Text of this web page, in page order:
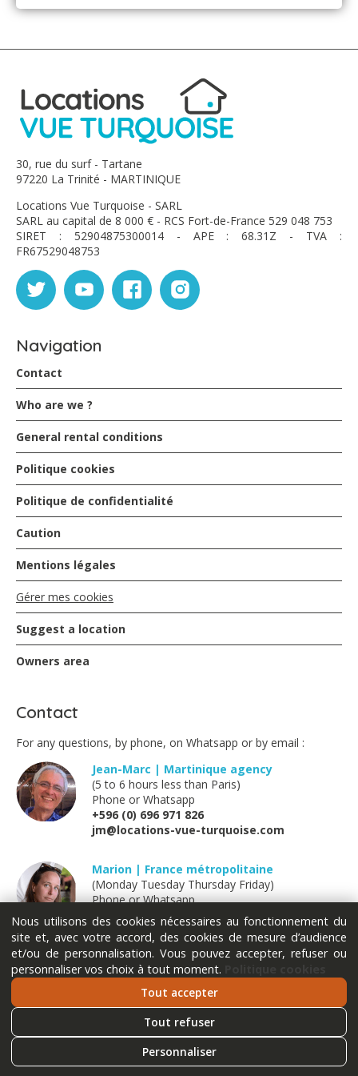
manque rien (parasol, équipement de plongée, ravanes,
gentillesse des propriétaires et l'emplacement est idéal
au vu du charme de ce bourg et des alentours.
Merci encore pour ce merveilleux séjour passé chez
vous.
30, rue du surf - Tartane
97220 La Trinité - MARTINIQUE
Locations Vue Turquoise - SARL
SARL au capital de 8 000 € - RCS Fort-de-France 529 048 753
SIRET : 52904875300014 - APE : 68.31Z - TVA :
FR67529048753
Navigation
Contact
Who are we ?
General rental conditions
Politique cookies
Politique de confidentialité
Caution
Mentions légales
Gérer mes cookies
Suggest a location
Owners area
Contact
For any questions, by phone, on Whatsapp or by email :
Jean-Marc | Martinique agency
(5 to 6 hours less than Paris)
Phone or Whatsapp
+596 (0) 696 971 826
jm@locations-vue-turquoise.com
Marion | France métropolitaine
(Monday Tuesday Thursday Friday)
Phone or Whatsapp
+33 (0) 611 289 121
marion@locations-vue-turquoise.com
Nous utilisons des cookies nécessaires au fonctionnement du
site et, avec votre accord, des cookies de mesure d’audience
et/ou de personnalisation. Vous pouvez accepter, refuser ou
personnaliser vos choix à tout moment.
Tout accepter
Tout refuser
Personnaliser